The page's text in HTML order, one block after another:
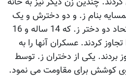
بنام ز. و دو دخترش و یک
زن دیگر بنام ر. نظامیان اتحاد دو دختر ز. که 14 ساله و 16
کردند. عسکران آنها را به
بردند. یکی از دختران ز. توسط
کوشش برای مقاومت می نمود.